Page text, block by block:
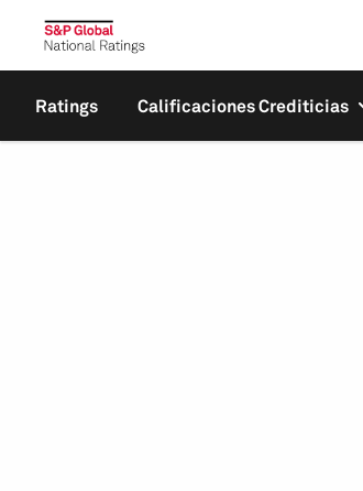
Ratings Calificaciones Crediticias